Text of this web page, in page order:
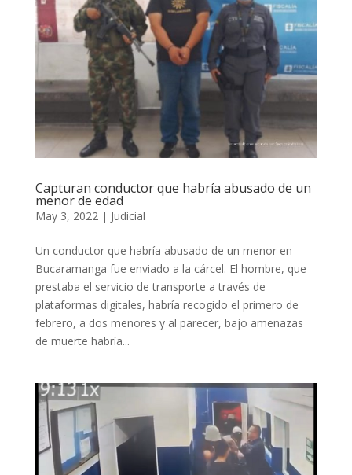
Capturan conductor que habría abusado de un
menor de edad
May 3, 2022| Judicial
Un conductor que habría abusado de un menor en
Bucaramanga fue enviado a la cárcel. El hombre, que
prestaba el servicio de transporte a través de
plataformas digitales, habría recogido el primero de
febrero, a dos menores y al parecer, bajo amenazas
de muerte habría...